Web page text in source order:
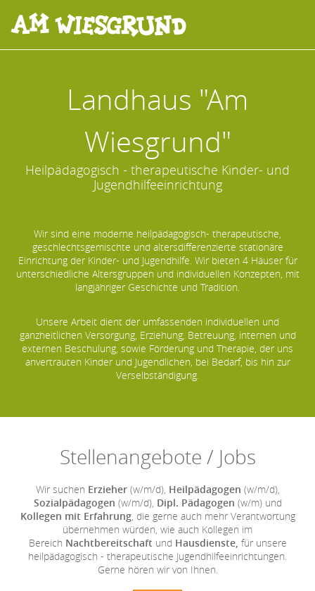
Landhaus "Am
Wiesgrund"
Heilpädagogisch - therapeutische Kinder- und
Jugendhilfeeinrichtung
Wir sind eine moderne heilpädagogisch- therapeutische,
geschlechtsgemischte und altersdifferenzierte stationäre
Einrichtung der Kinder- und Jugendhilfe. Wir bieten 4 Häuser für
unterschiedliche Altersgruppen und individuellen Konzepten, mit
langjähriger Geschichte und Tradition.
Unsere Arbeit dient der umfassenden individuellen und
ganzheitlichen Versorgung, Erziehung, Betreuung, internen und
externen Beschulung, sowie Förderung und Therapie, der uns
anvertrauten Kinder und Jugendlichen, bei Bedarf, bis hin zur
Verselbständigung.
Stellenangebote / Jobs
Wir suchen Erzieher(w/m/d), Heilpädagogen (w/m/d),
Sozialpädagogen (w/m/d), Dipl. Pädagogen (w/m) und
Kollegen mit Erfahrung, die gerne auch mehr Verantwortung
übernehmen würden, wie auch Kollegen im
Bereich Nachtbereitschaft und Hausdienste, für unsere
heilpädagogisch - therapeutische Jugend­hilfe­einrichtungen.
Gerne hören wir von Ihnen.